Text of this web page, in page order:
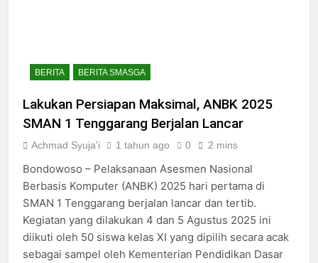
BERITA BERITA SMASGA
Lakukan Persiapan Maksimal, ANBK 2025
SMAN 1 Tenggarang Berjalan Lancar
Achmad Syuja'i 1 tahun ago 0 2 mins
Bondowoso – Pelaksanaan Asesmen Nasional
Berbasis Komputer (ANBK) 2025 hari pertama di
SMAN 1 Tenggarang berjalan lancar dan tertib.
Kegiatan yang dilakukan 4 dan 5 Agustus 2025 ini
diikuti oleh 50 siswa kelas XI yang dipilih secara acak
sebagai sampel oleh Kementerian Pendidikan Dasar